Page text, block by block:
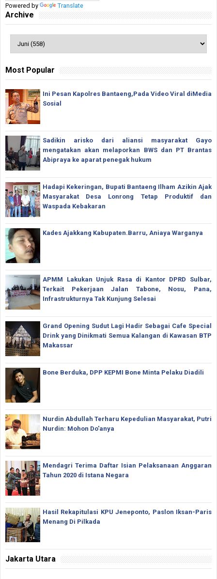
Powered by Translate
Archive
Most Popular
Ini Pesan Kapolres Bantaeng,Pada Video Viral diMedia
Sosial
Sadikin arisko dari aliansi masyarakat Gayo
mengatakan akan melaporkan BWS dan PT Brantas
Abipraya ke aparat penegak hukum
Hadapi Kekeringan, Bupati Bantaeng Ilham Azikin Ajak
Masyarakat Desa Lonrong Tetap Produktif dan
Waspada Kebakaran
Kades Ajakkang Kabupaten.Barru, Aniaya Warganya
APMM Lakukan Unjuk Rasa di Kantor DPRD Sulbar,
Terkait Pekerjaan Jalan Tabone, Nosu, Pana,
Infrastrukturnya Tak Kunjung Selesai
Grand Opening Sudut Lagi Hadir Sebagai Cafe Special
Drink yang Dinikmati Semua Kalangan di Kawasan BTP
Makassar
Bone Berduka, DPP KEPMI Bone Minta Pelaku Diadili
Nurdin Abdullah Terharu Kepedulian Masyarakat, Putri
Nurdin: Mohon Do'anya
Mendagri Terima Daftar Isian Pelaksanaan Anggaran
Tahun 2020 di Istana Negara
Hasil Rekapitulasi KPU Jeneponto, Paslon Iksan-Paris
Menang Di Pilkada
Jakarta Utara